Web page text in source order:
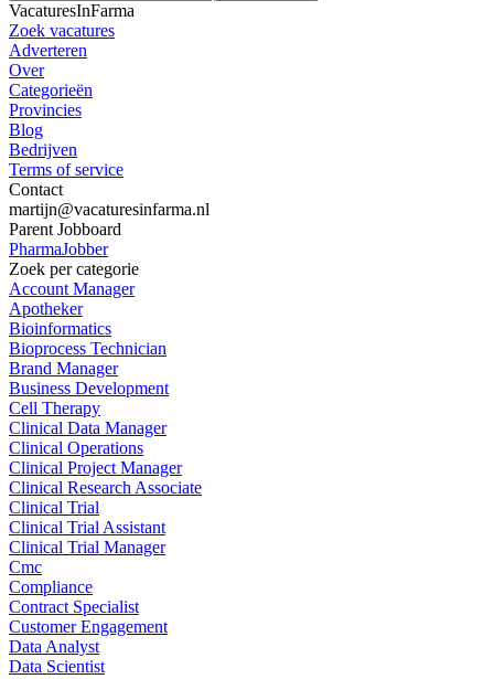
VacaturesInFarma
Zoek vacatures
Adverteren
Over
Categorieën
Provincies
Blog
Bedrijven
Terms of service
Contact
martijn@vacaturesinfarma.nl
Parent Jobboard
PharmaJobber
Zoek per categorie
Account Manager
Apotheker
Bioinformatics
Bioprocess Technician
Brand Manager
Business Development
Cell Therapy
Clinical Data Manager
Clinical Operations
Clinical Project Manager
Clinical Research Associate
Clinical Trial
Clinical Trial Assistant
Clinical Trial Manager
Cmc
Compliance
Contract Specialist
Customer Engagement
Data Analyst
Data Scientist